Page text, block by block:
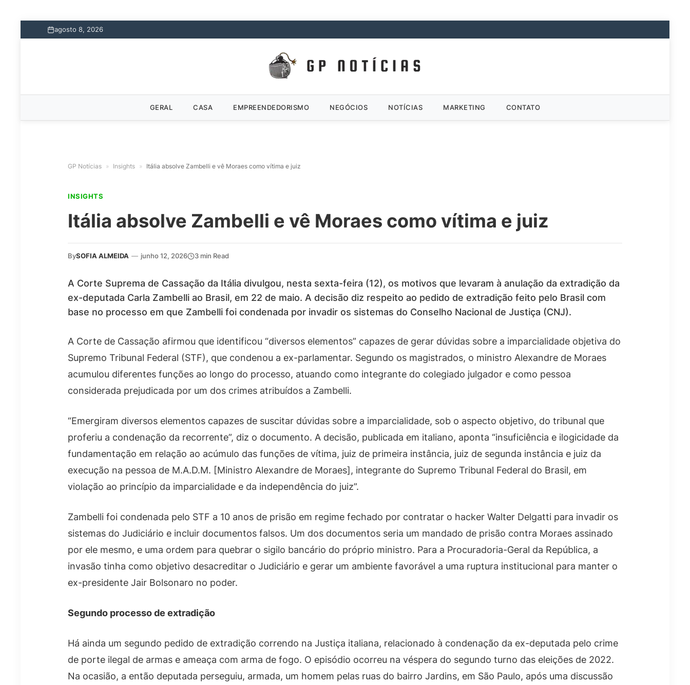
agosto 8, 2026
GERAL CASA EMPREENDEDORISMO NEGÓCIOS NOTÍCIAS MARKETING CONTATO
GP Notícias » Insights » Itália absolve Zambelli e vê Moraes como vítima e juiz
INSIGHTS
Itália absolve Zambelli e vê Moraes como vítima e juiz
BySOFIA ALMEIDA — junho 12, 2026 3 min Read
A Corte Suprema de Cassação da Itália divulgou, nesta sexta-feira (12), os motivos que levaram à anulação da extradição da
ex-deputada Carla Zambelli ao Brasil, em 22 de maio. A decisão diz respeito ao pedido de extradição feito pelo Brasil com
base no processo em que Zambelli foi condenada por invadir os sistemas do Conselho Nacional de Justiça (CNJ).
A Corte de Cassação afirmou que identificou “diversos elementos” capazes de gerar dúvidas sobre a imparcialidade objetiva do
Supremo Tribunal Federal (STF), que condenou a ex-parlamentar. Segundo os magistrados, o ministro Alexandre de Moraes
acumulou diferentes funções ao longo do processo, atuando como integrante do colegiado julgador e como pessoa
considerada prejudicada por um dos crimes atribuídos a Zambelli.
“Emergiram diversos elementos capazes de suscitar dúvidas sobre a imparcialidade, sob o aspecto objetivo, do tribunal que
proferiu a condenação da recorrente”, diz o documento. A decisão, publicada em italiano, aponta “insuficiência e ilogicidade da
fundamentação em relação ao acúmulo das funções de vítima, juiz de primeira instância, juiz de segunda instância e juiz da
execução na pessoa de M.A.D.M. [Ministro Alexandre de Moraes], integrante do Supremo Tribunal Federal do Brasil, em
violação ao princípio da imparcialidade e da independência do juiz”.
Zambelli foi condenada pelo STF a 10 anos de prisão em regime fechado por contratar o hacker Walter Delgatti para invadir os
sistemas do Judiciário e incluir documentos falsos. Um dos documentos seria um mandado de prisão contra Moraes assinado
por ele mesmo, e uma ordem para quebrar o sigilo bancário do próprio ministro. Para a Procuradoria-Geral da República, a
invasão tinha como objetivo desacreditar o Judiciário e gerar um ambiente favorável a uma ruptura institucional para manter o
ex-presidente Jair Bolsonaro no poder.
Segundo processo de extradição
Há ainda um segundo pedido de extradição correndo na Justiça italiana, relacionado à condenação da ex-deputada pelo crime
de porte ilegal de armas e ameaça com arma de fogo. O episódio ocorreu na véspera do segundo turno das eleições de 2022.
Na ocasião, a então deputada perseguiu, armada, um homem pelas ruas do bairro Jardins, em São Paulo, após uma discussão